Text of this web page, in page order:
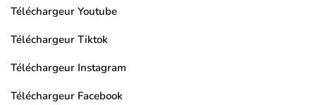
Téléchargeur Youtube
Téléchargeur Tiktok
Téléchargeur Instagram
Téléchargeur Facebook